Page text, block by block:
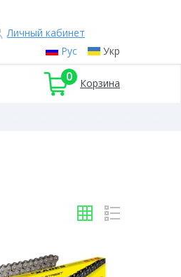
Рус Укр
Личный кабинет
0 Корзина